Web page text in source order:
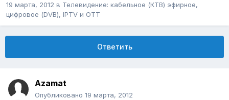
19 марта, 2012 в Телевидение: кабельное (КТВ) эфирное,
цифровое (DVB), IPTV и OTT
Ответить
Azamat
Опубликовано 19 марта, 2012